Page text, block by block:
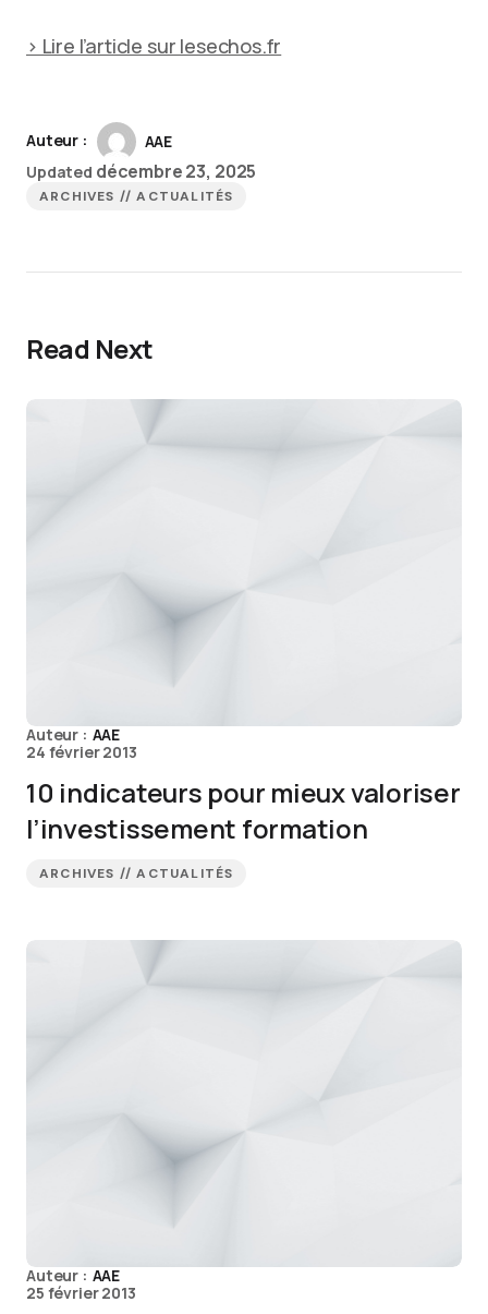
> Lire l’article sur lesechos.fr
Auteur :
AAE
Updated décembre 23, 2025
ARCHIVES // ACTUALITÉS
Read Next
Auteur : AAE
24 février 2013
10 indicateurs pour mieux valoriser
l’investissement formation
ARCHIVES // ACTUALITÉS
Auteur : AAE
25 février 2013